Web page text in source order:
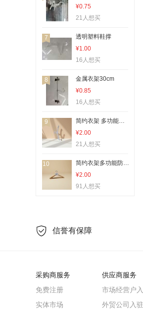
¥0.75
21人想买
7
透明塑料鞋撑
¥1.00
16人想买
8
金属衣架30cm
¥0.85
16人想买
9
简约衣架 多功能防滑挂衣架 优质钢制收纳架 空间节省挂杆
¥2.00
21人想买
10
简约衣架多功能防滑塑料衣架家用大号挂衣架收纳架衣架
¥2.00
91人想买